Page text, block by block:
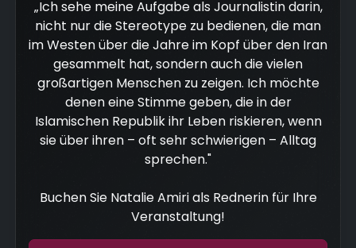
„Ich sehe meine Aufgabe als Journalistin darin,
nicht nur die Stereotype zu bedienen, die man
im Westen über die Jahre im Kopf über den Iran
gesammelt hat, sondern auch die vielen
großartigen Menschen zu zeigen. Ich möchte
denen eine Stimme geben, die in der
Islamischen Republik ihr Leben riskieren, wenn
sie über ihren – oft sehr schwierigen – Alltag
sprechen."
Buchen Sie Natalie Amiri als Rednerin für Ihre
Veranstaltung!